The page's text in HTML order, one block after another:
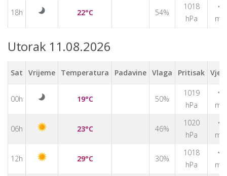
18h 22°C 54%
1018
hPa
↑
m/s
Utorak 11.08.2026
Sat Vrijeme Temperatura Padavine Vlaga Pritisak
00h 19°C 50%
1019
hPa
↑
m/s
06h 23°C 46%
1020
hPa
↑
m/s
12h 29°C 30%
1018
hPa
↑
m/s